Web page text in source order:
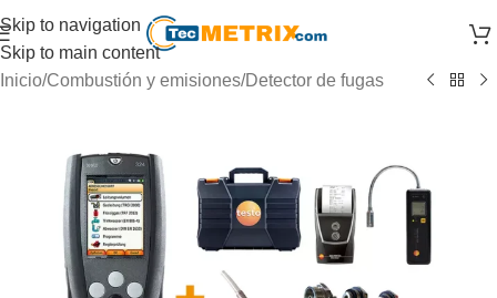
Skip to navigation
Skip to main content
Inicio/Combustión y emisiones/Detector de fugas